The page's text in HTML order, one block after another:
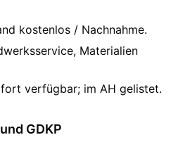
kostenlos / Nachnahme.
Materialien
verfügbar; im AH gelistet.
GDKP